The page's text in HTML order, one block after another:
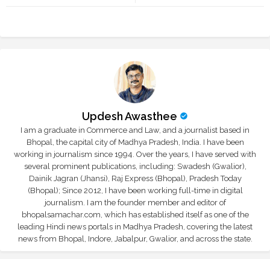
Updesh Awasthee
I am a graduate in Commerce and Law, and a journalist based in
Bhopal, the capital city of Madhya Pradesh, India. I have been
working in journalism since 1994. Over the years, I have served with
several prominent publications, including: Swadesh (Gwalior),
Dainik Jagran (Jhansi), Raj Express (Bhopal), Pradesh Today
(Bhopal); Since 2012, I have been working full-time in digital
journalism. I am the founder member and editor of
bhopalsamachar.com, which has established itself as one of the
leading Hindi news portals in Madhya Pradesh, covering the latest
news from Bhopal, Indore, Jabalpur, Gwalior, and across the state.